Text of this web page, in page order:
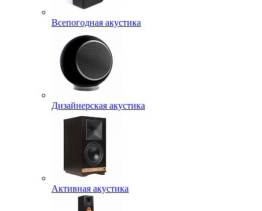
Всепогодная акустика
Дизайнерская акустика
Активная акустика